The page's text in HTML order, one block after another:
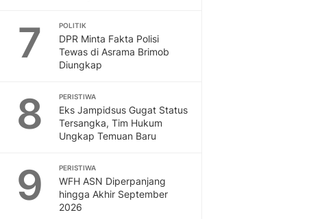
7 POLITIK
DPR Minta Fakta Polisi
Tewas di Asrama Brimob
Diungkap
8 PERISTIWA
Eks Jampidsus Gugat Status
Tersangka, Tim Hukum
Ungkap Temuan Baru
9 PERISTIWA
WFH ASN Diperpanjang
hingga Akhir September
2026